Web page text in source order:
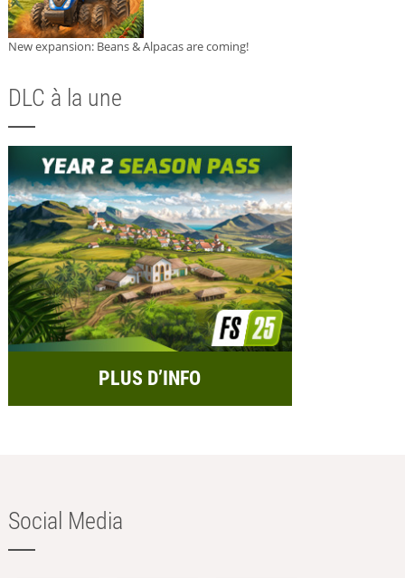
New expansion: Beans & Alpacas are coming!
DLC à la une
PLUS D’INFO
Social Media